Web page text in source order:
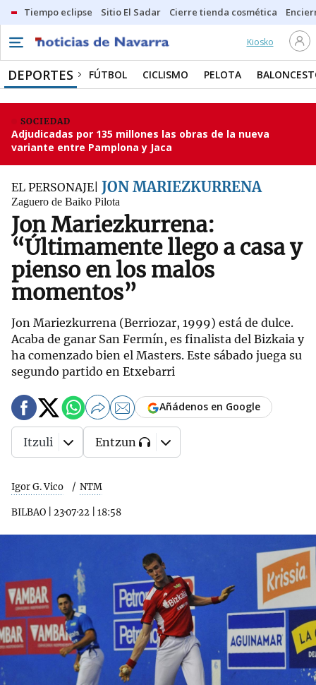
Tiempo eclipse Sitio El Sadar Cierre tienda cosmética
Kiosko
DEPORTES FÚTBOL CICLISMO PELOTA
SOCIEDAD
Adjudicadas por 135 millones las obras de la nueva
variante entre Pamplona y Jaca
EL PERSONAJE JON MARIEZKURRENA
Zaguero de Baiko Pilota
Jon Mariezkurrena:
“Últimamente llego a casa y
pienso en los malos
momentos”
Jon Mariezkurrena (Berriozar, 1999) está de dulce.
Acaba de ganar San Fermín, es finalista del Bizkaia y
ha comenzado bien el Masters. Este sábado juega su
segundo partido en Etxebarri
Igor G. Vico NTM
BILBAO 23·07·22 18:58
Añádenos en Google
Itzuli Entzun